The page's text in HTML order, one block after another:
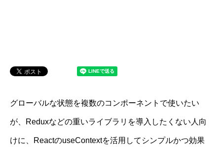
グローバルな状態を複数のコンポーネントで使いたい
が、Reduxなどの重いライブラリを導入したくない人向
けに、ReactのuseContextを活用してシンプルかつ効果